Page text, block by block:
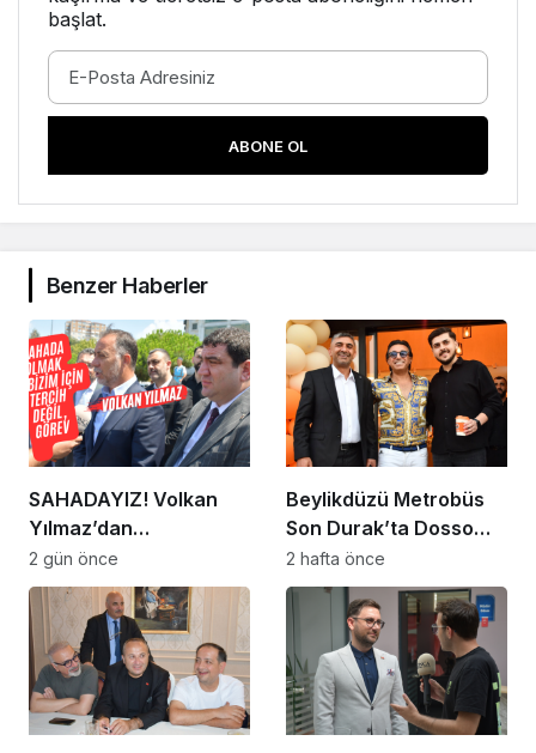
başlat.
ABONE OL
Benzer Haberler
SAHADAYIZ! Volkan
Yılmaz’dan
Beylikdüzü’nde Dikkat
Çeken Mesaj
2 gün önce
Beylikdüzü Metrobüs
Son Durak’ta Dosso
Dossi Coffee coşkusu
2 hafta önce